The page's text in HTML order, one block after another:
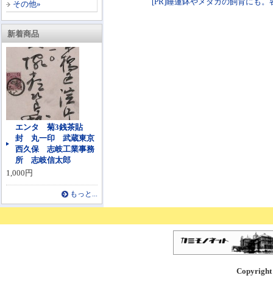
その他»
新着商品
エンタ 菊3銭茶貼
封 丸一印 武蔵東京
西久保 志岐工業事務
所 志岐信太郎
1,000円
もっと...
Copyright